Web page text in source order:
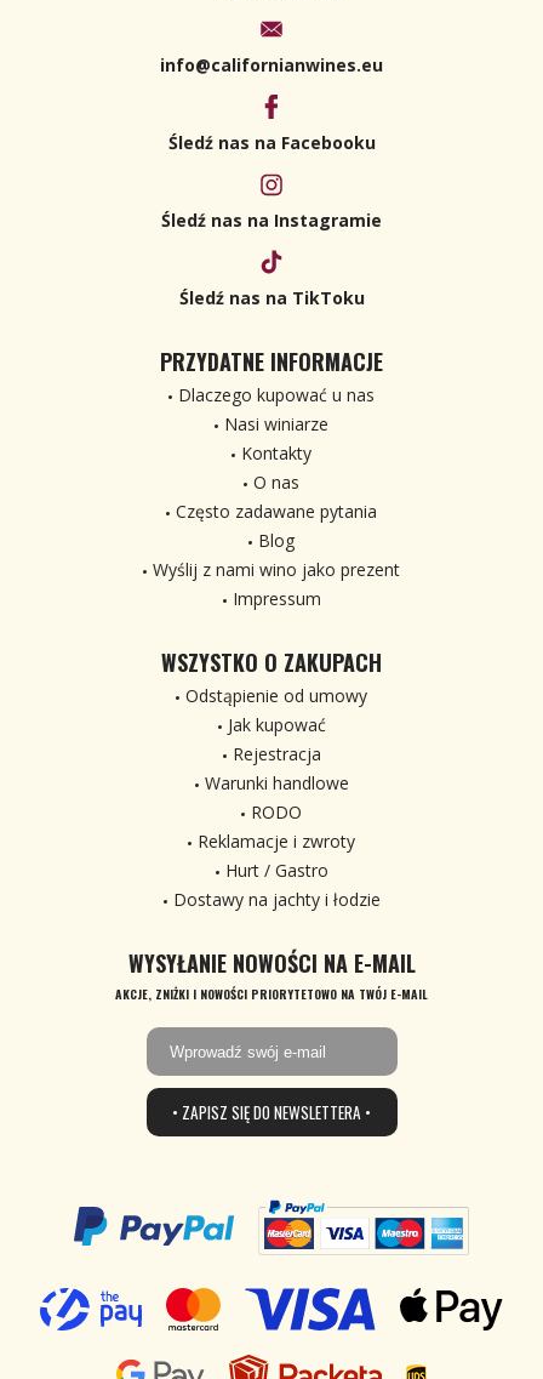
info@californianwines.eu
Śledź nas na Facebooku
Śledź nas na Instagramie
Śledź nas na TikToku
PRZYDATNE INFORMACJE
Dlaczego kupować u nas
Nasi winiarze
Kontakty
O nas
Często zadawane pytania
Blog
Wyślij z nami wino jako prezent
Impressum
WSZYSTKO O ZAKUPACH
Odstąpienie od umowy
Jak kupować
Rejestracja
Warunki handlowe
RODO
Reklamacje i zwroty
Hurt / Gastro
Dostawy na jachty i łodzie
WYSYŁANIE NOWOŚCI NA E-MAIL
AKCJE, ZNIŻKI I NOWOŚCI PRIORYTETOWO NA TWÓJ E-MAIL
• ZAPISZ SIĘ DO NEWSLETTERA •